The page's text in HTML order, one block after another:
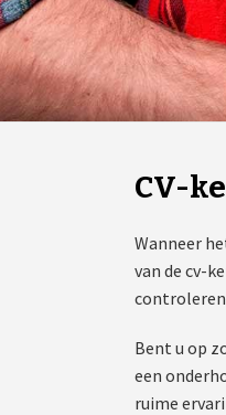
CV-
Wanneer
van de cv-
controleren
Bent u op
een
ruime